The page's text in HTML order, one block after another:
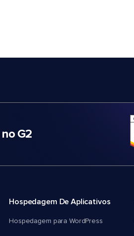
G2
Hospedagem De Aplicativos
Hospedagem para WordPress